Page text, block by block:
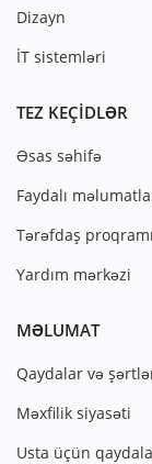
Dizayn
İT sistemləri
TEZ KEÇIDLƏR
Əsas səhifə
Faydalı
Tərəfdaş proqramı
Yardım mərkəzi
MƏLUMAT
Qaydalar və
Məxfilik siyasəti
Usta üçün